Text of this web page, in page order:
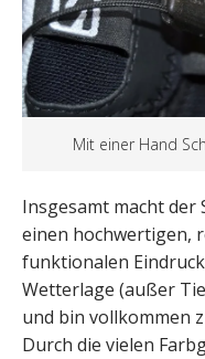
Mit einer Hand
Insgesamt macht der
einen hochwertigen,
funktionalen
Wetterlage (außer
und bin vollkommen
Durch die vielen